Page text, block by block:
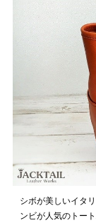
シボが美しいイタ
ンビが人気のトート